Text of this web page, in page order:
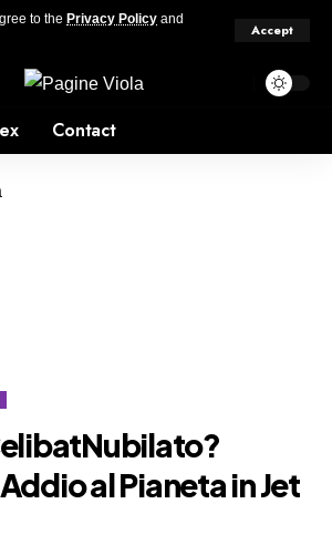
to the Privacy Policy and
Accept
Contact
al Pianeta in Jet